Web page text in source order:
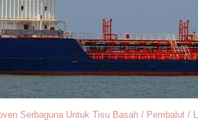
Serbaguna Untuk Tisu Basah / Pembalut /